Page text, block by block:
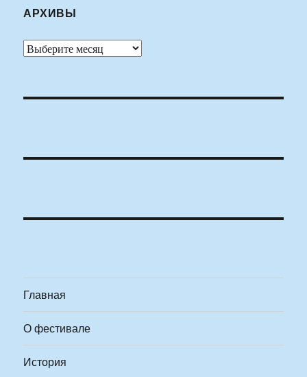
АРХИВЫ
Архивы
Главная
О фестивале
История